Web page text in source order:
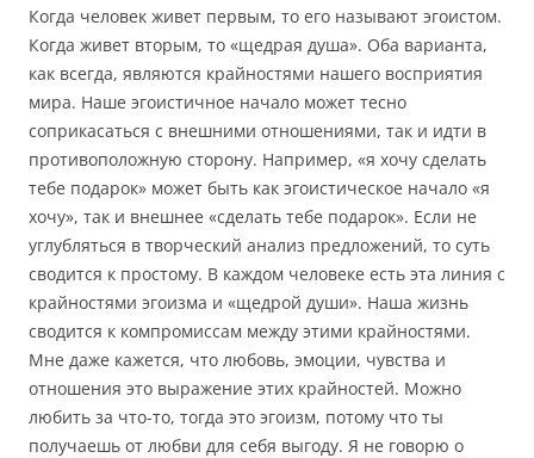
Когда человек живет первым, то его называют эгоистом.
Когда живет вторым, то «щедрая душа». Оба варианта,
как всегда, являются крайностями нашего восприятия
мира. Наше эгоистичное начало может тесно
соприкасаться с внешними отношениями, так и идти в
противоположную сторону. Например, «я хочу сделать
тебе подарок» может быть как эгоистическое начало «я
хочу», так и внешнее «сделать тебе подарок». Если не
углубляться в творческий анализ предложений, то суть
сводится к простому. В каждом человеке есть эта линия с
крайностями эгоизма и «щедрой души». Наша жизнь
сводится к компромиссам между этими крайностями.
Мне даже кажется, что любовь, эмоции, чувства и
отношения это выражение этих крайностей. Можно
любить за что-то, тогда это эгоизм, потому что ты
получаешь от любви для себя выгоду. Я не говорю о